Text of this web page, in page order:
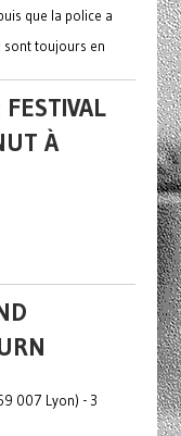
que la police a
sont toujours en
À
007 Lyon) - 3